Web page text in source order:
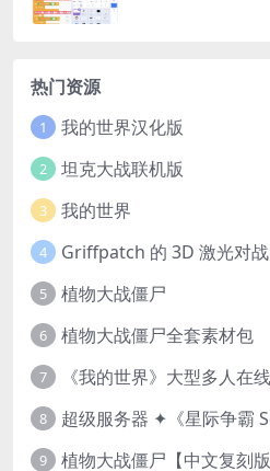
热门资源
1 我的世界汉化版
2 坦克大战联机版
3 我的世界
4 Griffpatch 的 3D 激光对
5 植物大战僵尸
6 植物大战僵尸全套素材包
7 《我的世界》大型多人在
8 超级服务器 ✦《星际争霸
9 植物大战僵尸【中文复刻版